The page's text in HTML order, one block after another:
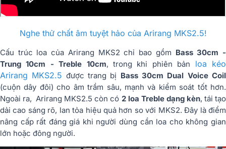
Nghe thử chất âm tuyệt hảo của Arirang MKS2.5!
Cấu trúc loa của Arirang MKS2 chỉ bao gồm Bass 30cm -
Trung 10cm - Treble 10cm, trong khi phiên bản loa kéo
Arirang MKS2.5 được trang bị Bass 30cm Dual Voice Coil
(cuộn dây đôi) cho âm trầm sâu, mạnh và kiểm soát tốt hơn.
Ngoài ra, Arirang MKS2.5 còn có 2 loa Treble dạng kèn, tái tạo
dải cao sáng rõ, lan tỏa hiệu quả hơn so với MKS2. Đây là điểm
nâng cấp rất đáng giá khi người dùng cần loa cho không gian
lớn hoặc đông người.